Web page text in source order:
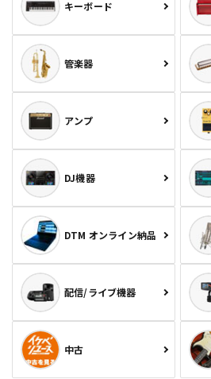
キーボード
管楽器
アンプ
DJ機器
DTM オンライン納品
配信/ライブ機器
中古